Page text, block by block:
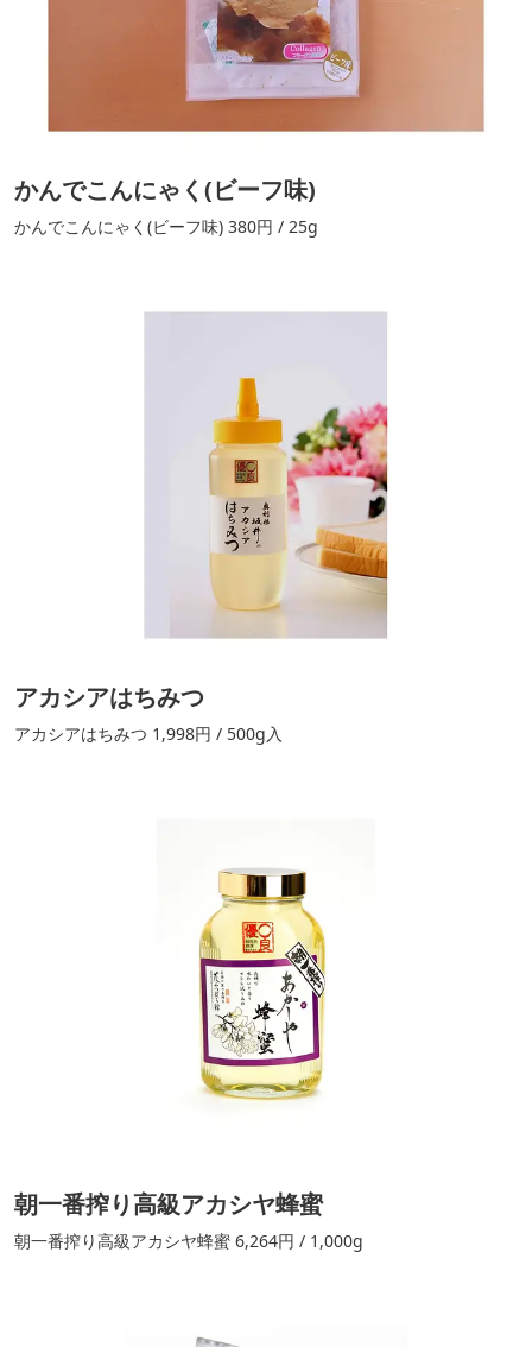
かんでこんにゃく(ビーフ味)
かんでこんにゃく(ビーフ味) 380円 / 25g
アカシアはちみつ
アカシアはちみつ 1,998円 / 500g入
朝一番搾り高級アカシヤ蜂蜜
朝一番搾り高級アカシヤ蜂蜜 6,264円 / 1,000g